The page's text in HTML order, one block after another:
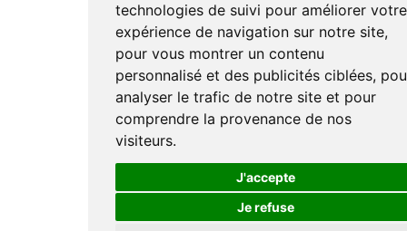
technologies de suivi pour améliorer votre
expérience de navigation sur notre site,
pour vous montrer un contenu
personnalisé et des publicités ciblées,
analyser le trafic de notre site et pour
comprendre la provenance de nos
visiteurs.
J'accepte
Je refuse